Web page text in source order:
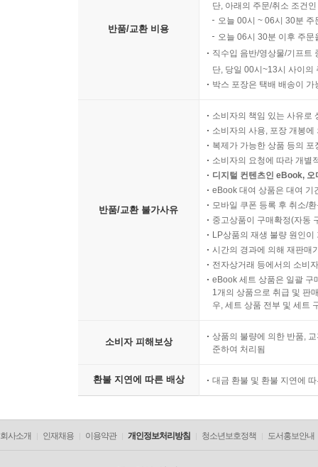
반품/교환 비용
단, 아래의 주문/취소 조건
오늘 00시 ~ 06시 30분
오늘 06시 30분 이후 주
직수입 음반/영상물/기프트
단, 당일 00시~13시 사이의
박스 포장은 택배 배송이
반품/교환 불가사유
소비자의 책임 있는 사유로
소비자의 사용, 포장 개봉
복제가 가능한 상품 등의
소비자의 요청에 따라 개별
디지털 컨텐츠인 eBook,
eBook 대여 상품은 대여 기
모바일 쿠폰 등록 후 취소/
중고상품이 구매확정(자동
LP상품의 재생 불량 원인
시간의 경과에 의해 재판매
전자상거래 등에서의 소비
eBook 세트 상품은 일괄 구
1개의 상품으로 취급 및 판
우, 세트 상품 전부 및 세트
소비자 피해보상
상품의 불량에 의한 반품,
준하여 처리됨
환불 지연에 따른 배상 대금 환불 및 환불 지연에
회사소개 인재채용 이용약관 개인정보처리방침 청소년보호정책 도서홍보안내